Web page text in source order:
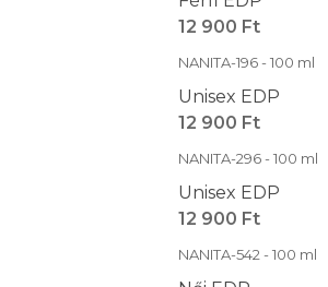
12 900 Ft
NANITA-196 - 100 ml
Unisex EDP
12 900 Ft
NANITA-296 - 100 ml
Unisex EDP
12 900 Ft
NANITA-542 - 100 ml